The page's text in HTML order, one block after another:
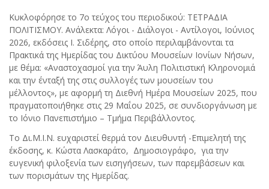
Κυκλοφόρησε το 7ο τεύχος του περιοδικού: ΤΕΤΡΑΔΙΑ
ΠΟΛΙΤΙΣΜΟΥ. Ανάλεκτα: Λόγοι - Διάλογοι - Αντίλογοι, Ιούνιος
2026, εκδόσεις Ι. Σιδέρης, στο οποίο περιλαμβάνονται τα
Πρακτικά της Ημερίδας του Δικτύου Μουσείων Ιονίων Νήσων,
με θέμα: «Αναστοχασμοί για την Άυλη Πολιτιστική Κληρονομιά
και την ένταξή της στις συλλογές των μουσείων του
μέλλοντος», με αφορμή τη Διεθνή Ημέρα Μουσείων 2025, που
πραγματοποιήθηκε στις 29 Μαΐου 2025, σε συνδιοργάνωση με
το Ιόνιο Πανεπιστήμιο – Τμήμα Περιβάλλοντος.
Το Δι.Μ.Ι.Ν. ευχαριστεί θερμά τον Διευθυντή -Επιμελητή της
έκδοσης, κ. Κώστα Λασκαράτο, Δημοσιογράφο, για την
ευγενική φιλοξενία των εισηγήσεων, των παρεμβάσεων και
των πορισμάτων της Ημερίδας.